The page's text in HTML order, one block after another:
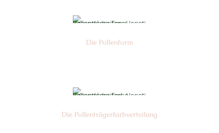
Die Pollen­form
Die Pollen­trägerfarb­verteilung